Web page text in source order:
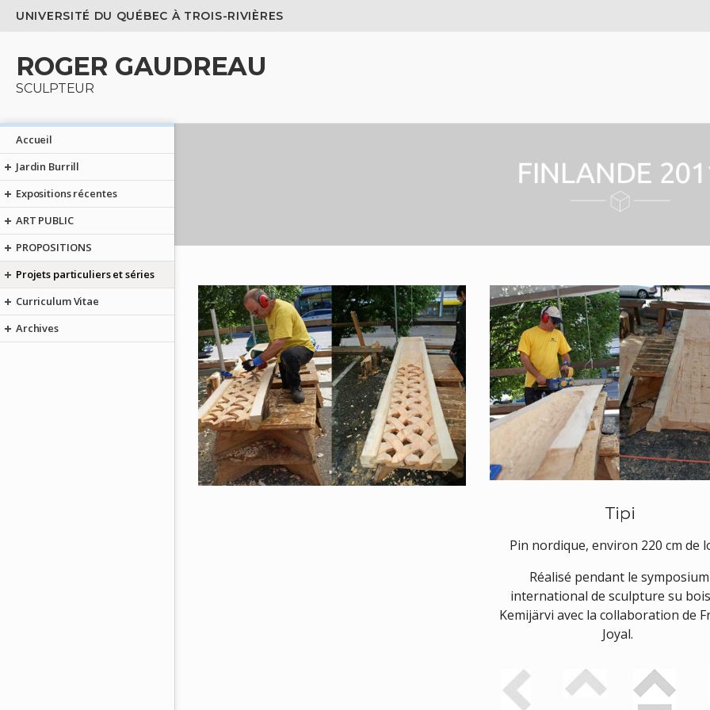
UNIVERSITÉ DU QUÉBEC À TROIS-RIVIÈRES
ROGER GAUDREAU
SCULPTEUR
Accueil
Jardin Burrill
Expositions récentes
ART PUBLIC
PROPOSITIONS
Projets particuliers et séries
Curriculum Vitae
Archives
FINLANDE
Tipi
Pin nordique, environ 220 cm de
Réalisé pendant le symposium
international de sculpture su
Kemijärvi avec la collaboration de
Joyal.